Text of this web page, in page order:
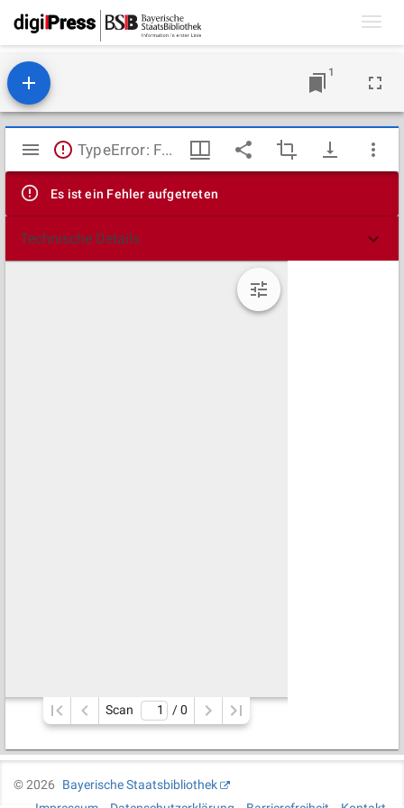
1
Mirador
Viewer
TypeError: Failed to fetch
Es ist ein Fehler aufgetreten
Technische Details
Scan / 0
©2026
Bayerische Staatsbibliothek